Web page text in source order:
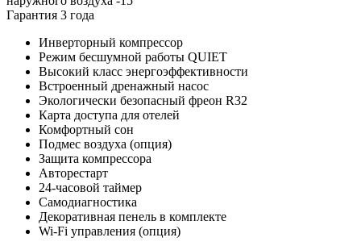
Гарантия 3 года
Инверторный компрессор
Режим бесшумной работы QUIET
Высокий класс энергоэффективности
Встроенный дренажный насос
Экологически безопасный фреон R32
Карта доступа для отелей
Комфортный сон
Подмес воздуха (опция)
Защита компрессора
Авторестарт
24-часовой таймер
Самодиагностика
Декоративная пенель в комплекте
Wi-Fi управления (опция)